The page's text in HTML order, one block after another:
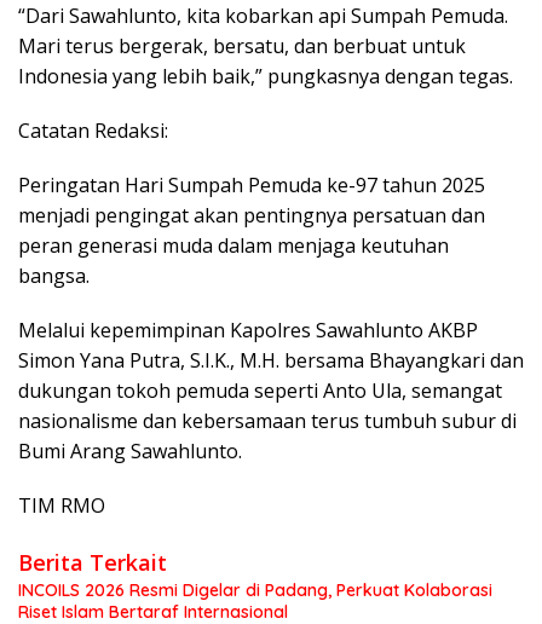
“Dari Sawahlunto, kita kobarkan api Sumpah Pemuda.
Mari terus bergerak, bersatu, dan berbuat untuk
Indonesia yang lebih baik,” pungkasnya dengan tegas.
Catatan Redaksi:
Peringatan Hari Sumpah Pemuda ke-97 tahun 2025
menjadi pengingat akan pentingnya persatuan dan
peran generasi muda dalam menjaga keutuhan
bangsa.
Melalui kepemimpinan Kapolres Sawahlunto AKBP
Simon Yana Putra, S.I.K., M.H. bersama Bhayangkari dan
dukungan tokoh pemuda seperti Anto Ula, semangat
nasionalisme dan kebersamaan terus tumbuh subur di
Bumi Arang Sawahlunto.
TIM RMO
Berita Terkait
INCOILS 2026 Resmi Digelar di Padang, Perkuat Kolaborasi
Riset Islam Bertaraf Internasional